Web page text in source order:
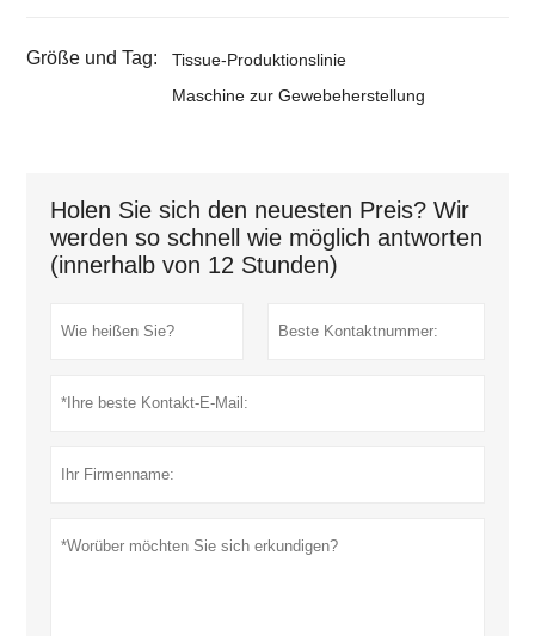
Größe und Tag:
Tissue-Produktionslinie
Maschine zur Gewebeherstellung
Holen Sie sich den neuesten Preis? Wir
werden so schnell wie möglich antworten
(innerhalb von 12 Stunden)